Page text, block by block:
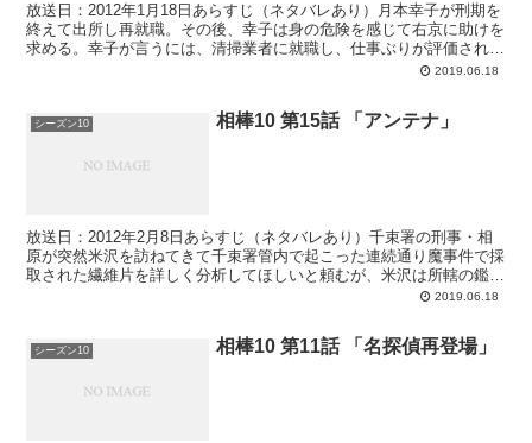
放送日：2012年1月18日あらすじ（ネタバレあり）月本幸子が刑期を
終えて出所し再就職。その後、幸子は身の危険を感じて右京に助けを
求める。幸子が言うには、清掃業者に就職し、仕事ぶりが評価され外
2019.06.18
シーズン10 相棒10 第15話 「アンテナ」
放送日：2012年2月8日あらすじ（ネタバレあり）千束署の刑事・相
原が突然米沢を訪ねてきて千束署管内で起こった連続通り魔事件で採
取された繊維片を詳しく分析してほしいと頼むが、米沢は所轄の鑑識
で調べたのなら結果は同じだと断る。米沢が相原につき... 2019.06.18
シーズン10 相棒10 第11話 「名探偵再登場」